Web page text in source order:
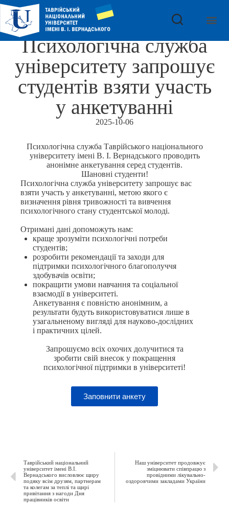
Психологічна служба
університету запрошує
студентів взяти участь
у анкетуванні
2025-10-06
Психологічна служба Таврійського національного
університету імені В. І. Вернадського проводить
анонімне анкетування серед студентів.
Шановні студенти!
Психологічна служба університету запрошує вас
взяти участь у анкетуванні, метою якого є
визначення рівня тривожності та вивчення
психологічного стану студентської молоді.
Отримані дані допоможуть нам:
краще зрозуміти психологічні потреби
студентів;
розробити рекомендації та заходи для
підтримки психологічного благополуччя
здобувачів освіти;
покращити умови навчання та соціальної
взаємодії в університеті.
Анкетування є повністю анонімним, а
результати будуть використовуватися лише в
узагальненому вигляді для науково-дослідних
і практичних цілей.
Запрошуємо всіх охочих долучитися та
зробити свій внесок у покращення
психологічної підтримки в університеті!
Заповнити анкету
Таврійський національний
університет імені В.І.
Вернадського висловлює щиру
подяку всім друзям, партнерам
та колегам за теплі та щирі
привітання з нагоди Дня
працівників освіти
Наш університет продовжує
зміцнювати співпрацю з
провідними лікувально-
оздоровчими закладами України